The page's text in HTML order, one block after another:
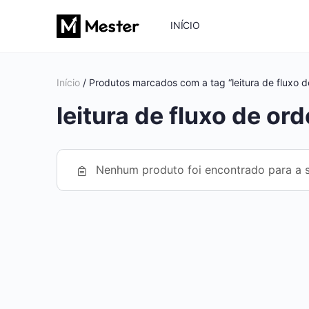
INÍCIO
Início / Produtos marcados com a tag “leitura de fluxo
leitura de fluxo de
Nenhum produto foi encontrado para a